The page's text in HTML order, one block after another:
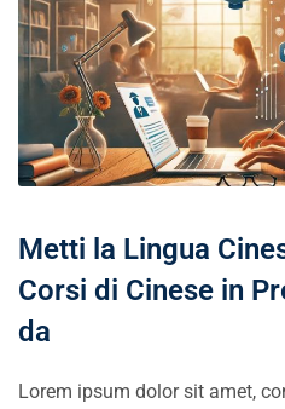
Metti la Lingua
Corsi di Cinese in
da
Lorem ipsum dolor sit amet,